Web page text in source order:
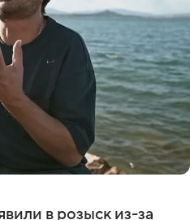
в розыск из-за